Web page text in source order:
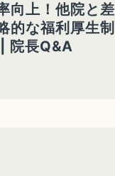
向上！他院と差
的な福利厚生制
院長Q&A